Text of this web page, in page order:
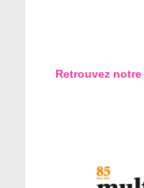
Retrouvez